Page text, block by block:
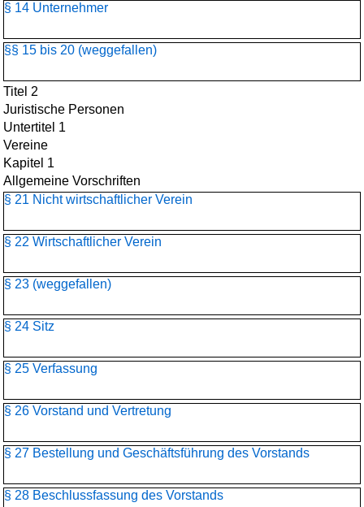
§ 14 Unternehmer
§§ 15 bis 20 (weggefallen)
Titel 2
Juristische Personen
Untertitel 1
Vereine
Kapitel 1
Allgemeine Vorschriften
§ 21 Nicht wirtschaftlicher Verein
§ 22 Wirtschaftlicher Verein
§ 23 (weggefallen)
§ 24 Sitz
§ 25 Verfassung
§ 26 Vorstand und Vertretung
§ 27 Bestellung und Geschäftsführung des Vorstands
§ 28 Beschlussfassung des Vorstands